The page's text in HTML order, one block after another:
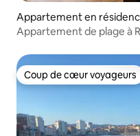
Appartement en
Appartement de plage à
Coup de cœur voyageurs
Coup de cœur voyageurs